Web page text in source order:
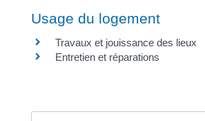
Usage du logement
Travaux et jouissance des lieux
Entretien et réparations